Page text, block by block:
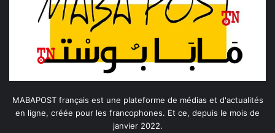
MABAPOST français est une plateforme de médias et d'actualités
en ligne, créée pour les francophones. Et ce, depuis le mois de
janvier 2022.